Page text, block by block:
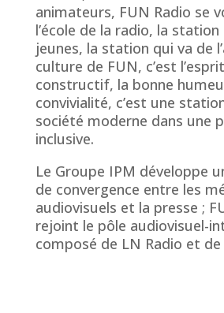
animateurs, FUN Radio se
l’école de la radio, la
jeunes, la station qui va de
culture de FUN, c’est
constructif, la bonne
convivialité, c’est une
société moderne dans une
inclusive.
Le Groupe IPM développe
de convergence entre les
audiovisuels et la presse ;
rejoint le pôle audiovisuel-
composé de LN Radio et de